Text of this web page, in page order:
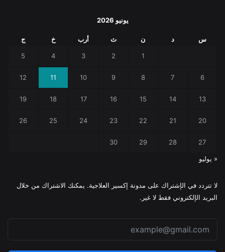
يونيو 2026
س د ن ث أرب خ ج
1
2
3
4
5
6
7
8
9
10
11
12
13
14
15
16
17
18
19
20
21
22
23
24
25
26
27
28
29
30
« يوليو
لا تتردد في الإشتراك على مدونة إكسير العلاجية. يمكنك الاشتراك من خلال
البريد الإلكتروني فقط لا غير.